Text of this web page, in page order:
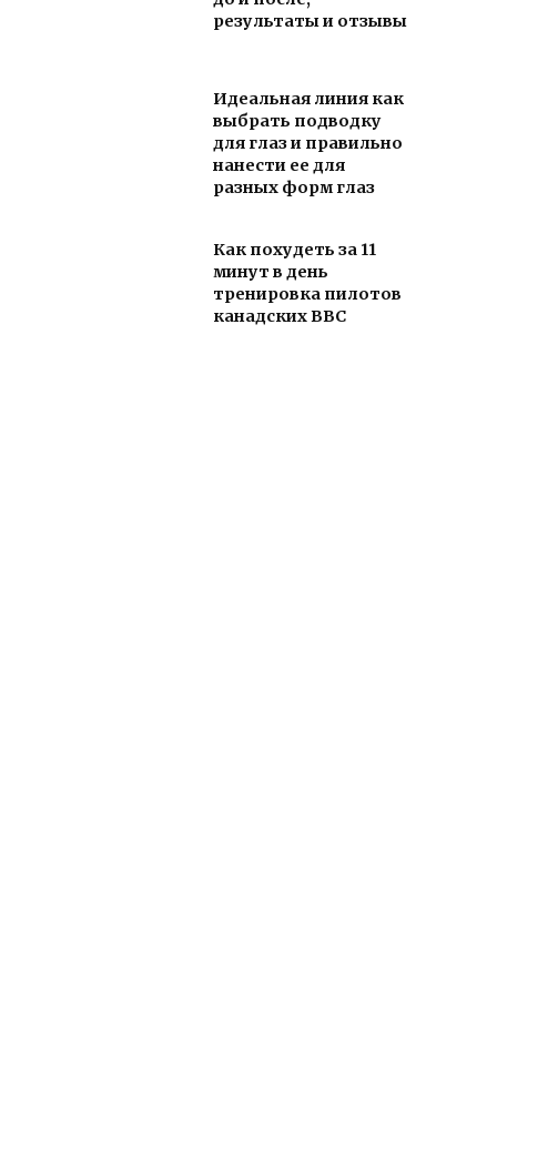
результаты и отзывы
Идеальная линия как
выбрать подводку
для глаз и правильно
нанести ее для
разных форм глаз
Как похудеть за 11
минут в день
тренировка пилотов
канадских ВВС